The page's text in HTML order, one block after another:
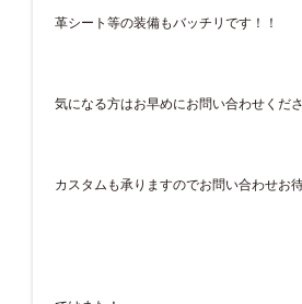
革シート等の装備もバッチリです！！
気になる方はお早めにお問い合わせくだ
カスタムも承りますのでお問い合わせお